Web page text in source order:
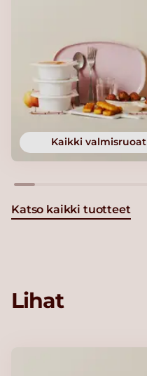
Kaikki valmisruoat
Katso kaikki tuotteet
Lihat